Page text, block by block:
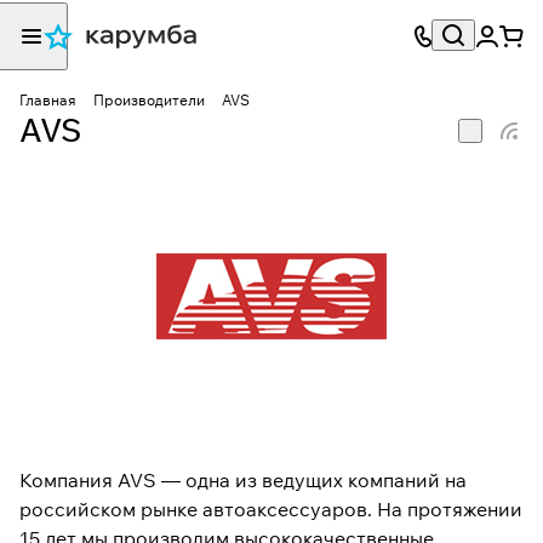
Главная Производители AVS
AVS
Компания AVS — одна из ведущих компаний на
российском рынке автоаксессуаров. На протяжении
15 лет мы производим высококачественные